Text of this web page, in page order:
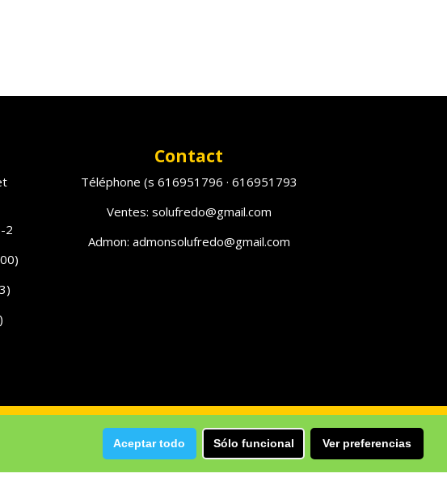
Aceptar todo Sólo funcional Ver preferencias
2
Contact
Téléphone (s 616951796 · 616951793
Ventes: solufredo@gmail.com
Admon: admonsolufredo@gmail.com